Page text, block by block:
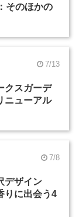
そのほかの
7/13
クスガーデ
ニューアル
7/8
デザイン
りに出会う4